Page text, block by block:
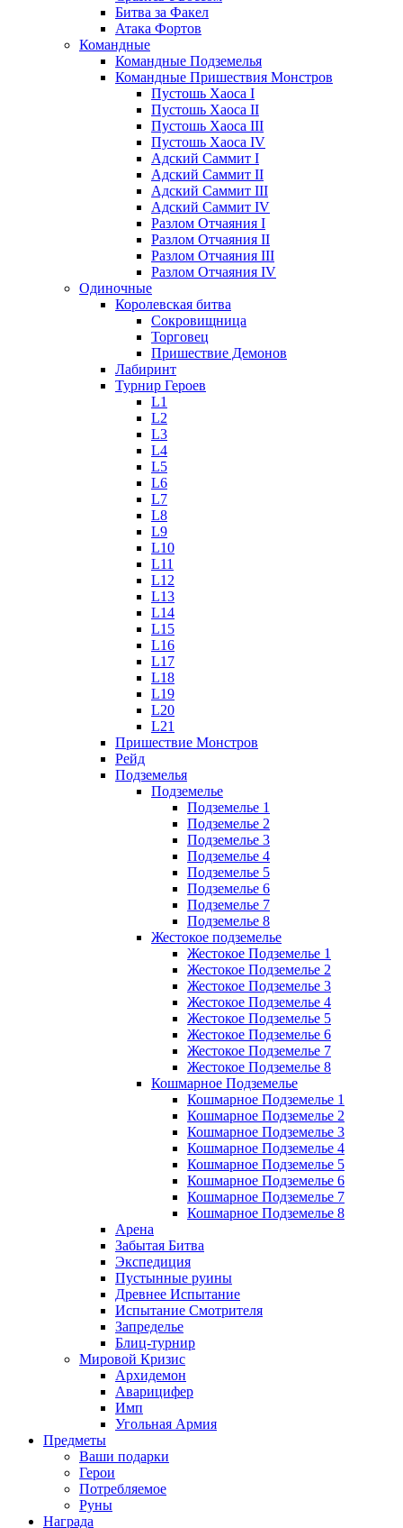
Битва за Факел
Атака Фортов
Командные
Командные Подземелья
Командные Пришествия Монстров
Пустошь Хаоса I
Пустошь Хаоса II
Пустошь Хаоса III
Пустошь Хаоса IV
Адский Саммит I
Адский Саммит II
Адский Саммит III
Адский Саммит IV
Разлом Отчаяния I
Разлом Отчаяния II
Разлом Отчаяния III
Разлом Отчаяния IV
Одиночные
Королевская битва
Сокровищница
Торговец
Пришествие Демонов
Лабиринт
Турнир Героев
L1
L2
L3
L4
L5
L6
L7
L8
L9
L10
L11
L12
L13
L14
L15
L16
L17
L18
L19
L20
L21
Пришествие Монстров
Рейд
Подземелья
Подземелье
Подземелье 1
Подземелье 2
Подземелье 3
Подземелье 4
Подземелье 5
Подземелье 6
Подземелье 7
Подземелье 8
Жестокое подземелье
Жестокое Подземелье 1
Жестокое Подземелье 2
Жестокое Подземелье 3
Жестокое Подземелье 4
Жестокое Подземелье 5
Жестокое Подземелье 6
Жестокое Подземелье 7
Жестокое Подземелье 8
Кошмарное Подземелье
Кошмарное Подземелье 1
Кошмарное Подземелье 2
Кошмарное Подземелье 3
Кошмарное Подземелье 4
Кошмарное Подземелье 5
Кошмарное Подземелье 6
Кошмарное Подземелье 7
Кошмарное Подземелье 8
Арена
Забытая Битва
Экспедиция
Пустынные руины
Древнее Испытание
Испытание Смотрителя
Запределье
Блиц-турнир
Мировой Кризис
Архидемон
Аварицифер
Имп
Угольная Армия
Предметы
Ваши подарки
Герои
Потребляемое
Руны
Награда